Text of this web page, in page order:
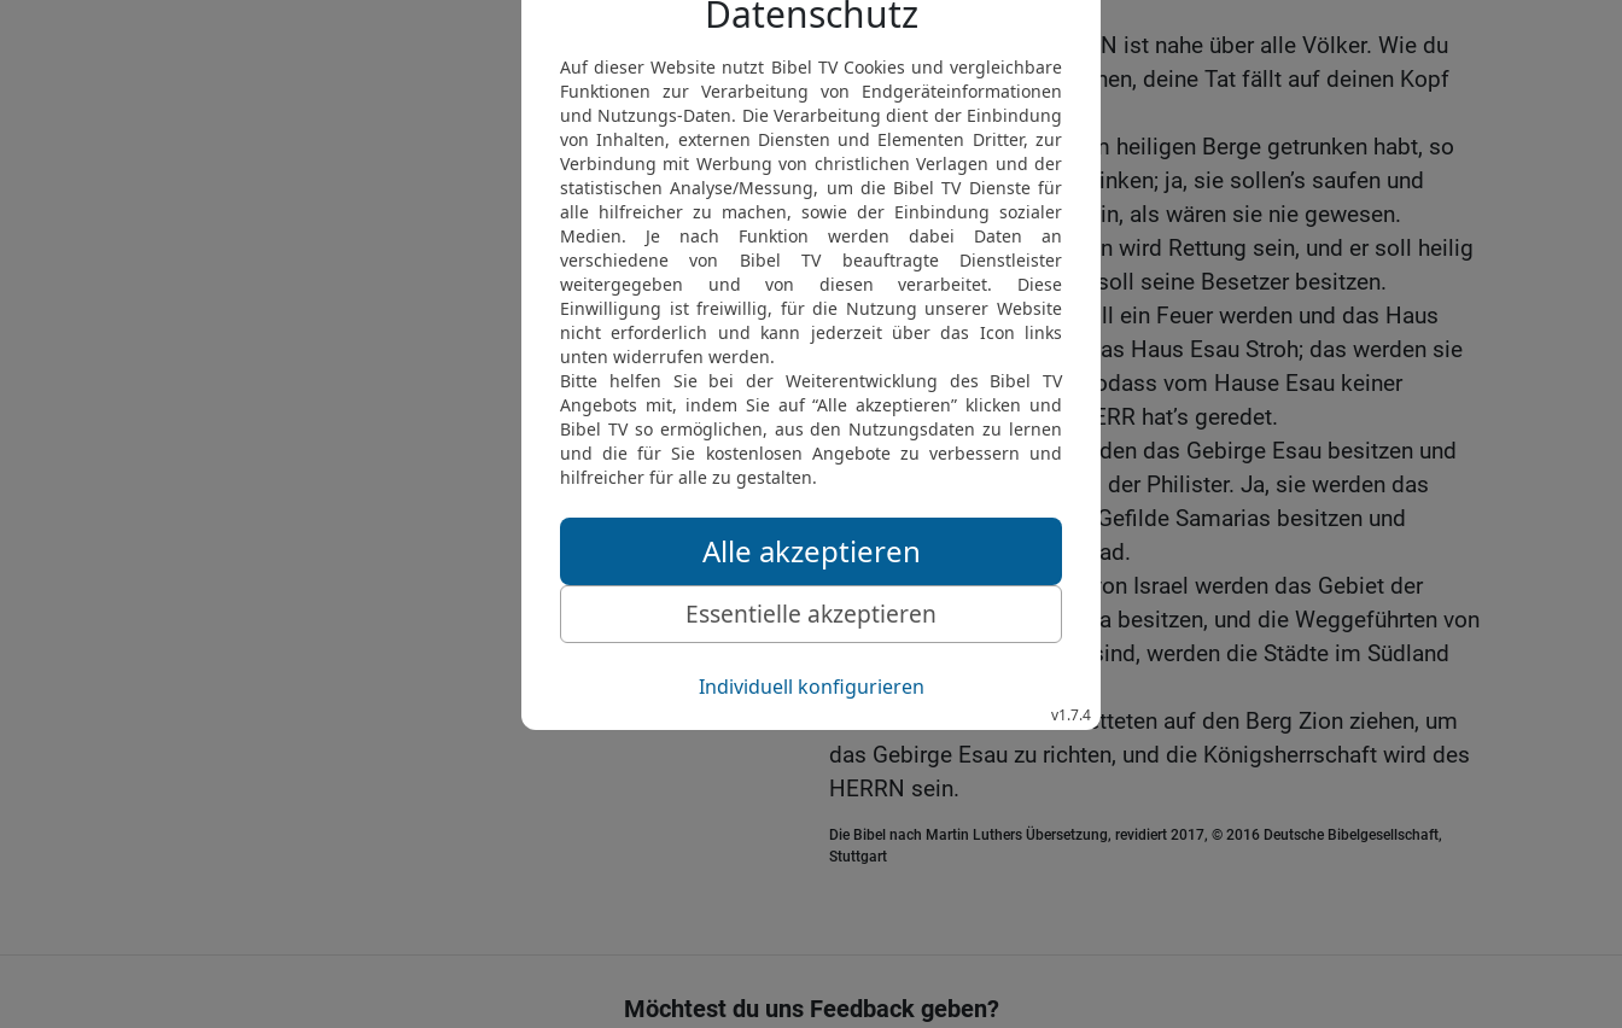
Die Rettung Israels
Denn der Tag des HERRN ist nahe über alle Völker. Wie du
getan hast, soll dir geschehen, deine Tat fällt auf deinen Kopf
zurück.
16 Denn wie ihr auf meinem heiligen Berge getrunken habt, so
sollen alle Völker täglich trinken; ja, sie sollen’s saufen und
ausschlürfen und sollen sein, als wären sie nie gewesen.
17 Aber auf dem Berge Zion wird Rettung sein, und er soll heilig
sein, und das Haus Jakob soll seine Besetzer besitzen.
18 Und das Haus Jakob soll ein Feuer werden und das Haus
Josef eine Flamme, aber das Haus Esau Stroh; das werden sie
anzünden und verzehren, sodass vom Hause Esau keiner
entrinnen wird; denn der HERR hat’s geredet.
19 Und die im Südland werden das Gebirge Esau besitzen und
die im Hügelland das Land der Philister. Ja, sie werden das
Gefilde Ephraims und das Gefilde Samarias besitzen und
Benjamin das Gebirge Gilead.
20 Und die Weggeführten von Israel werden das Gebiet der
Kanaaniter bis nach Sarepta besitzen, und die Weggeführten von
Jerusalem, die in Sefarad sind, werden die Städte im Südland
besitzen.
Und es werden die Geretteten auf den Berg Zion ziehen, um
das Gebirge Esau zu richten, und die Königsherrschaft wird des
HERRN sein.
Die Bibel nach Martin Luthers Übersetzung, revidiert 2017, © 2016 Deutsche Bibelgesellschaft,
Stuttgart
Möchtest du uns Feedback geben?